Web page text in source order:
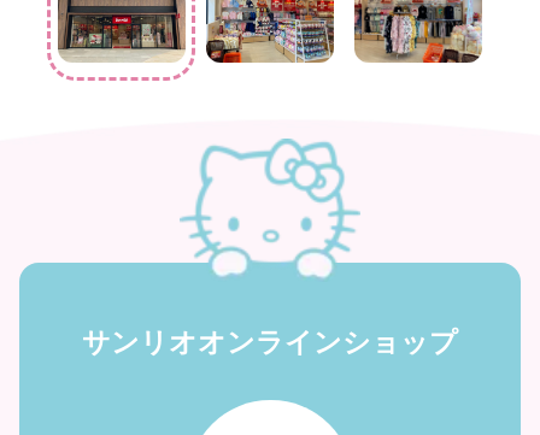
サンリオオンラインショップ